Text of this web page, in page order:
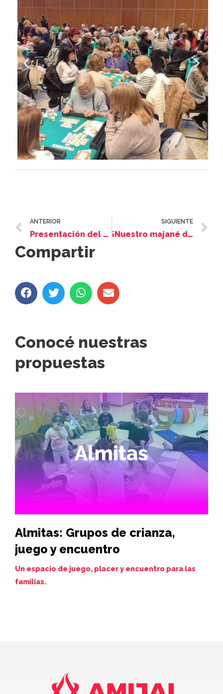
ANTERIOR
Presentación del libro “Simale cumple 70”
SIGUIENTE
¡Nuestro majané de Juventud fue una fiesta!
Compartir
Conocé nuestras
propuestas
Almitas: Grupos de crianza,
juego y encuentro
Un espacio de juego, placer y encuentro para las
familias.